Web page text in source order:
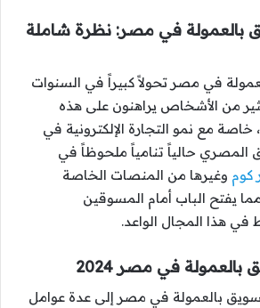
بالعمولة في مصر: نظرة شاملة
في مصر تحولاً كبيراً في السنوات
من الأشخاص يراهنون على هذه
خاصة مع نمو التجارة الإلكترونية في
المصري حالياً تنامياً ملحوظاً في
كوم وغيرها من المنصات الخاصة
مما يفتح الباب أمام المسوقين
في هذا المجال الواعد.
في مصر 2024
بالعمولة في مصر إلى عدة عوامل